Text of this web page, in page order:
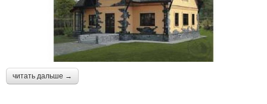
читать дальше →